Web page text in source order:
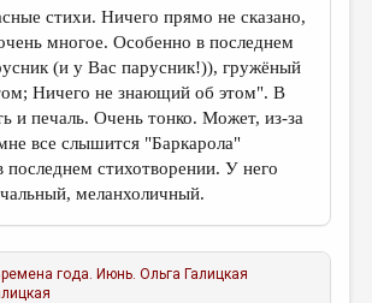
стихи. Ничего прямо не сказано,
многое. Особенно в последнем
(и у Вас парусник!)), гружёный
Ничего не знающий об этом". В
и печаль. Очень тонко. Может, из-за
все слышится "Баркарола"
последнем стихотворении. У него
меланхоличный.
года. Июнь. Ольга Галицкая